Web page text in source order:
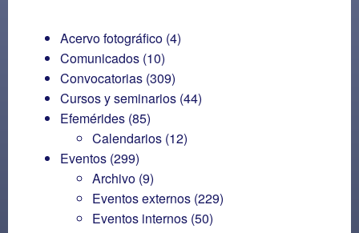
Acervo fotográfico (4)
Comunicados (10)
Convocatorias (309)
Cursos y seminarios (44)
Efemérides (85)
Calendarios (12)
Eventos (299)
Archivo (9)
Eventos externos (229)
Eventos internos (50)